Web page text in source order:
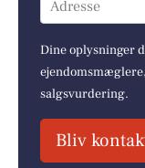
Adresse
Dine oplysninger
salgsvurdering.
Bliv